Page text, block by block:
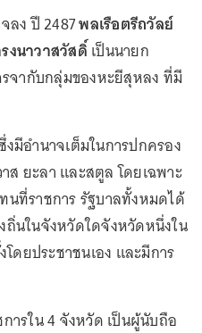
ลง ปี 2487พลเรือตรีถวัลย์
งนาวาสวัสดิ์เป็นนายก
จากับกลุ่มของหะยีสุหลง ที่มี
มีอำนาจเต็มในการปกครอง
ส ยะลา และสตูล โดยเฉพาะ
ที่ราชการ รัฐบาลทั้งหมดได้
นในจังหวัดใดจังหวัดหนึ่งใน
ดยประชาชนเอง และมีการ
ารใน 4 จังหวัด เป็นผู้นับถือ